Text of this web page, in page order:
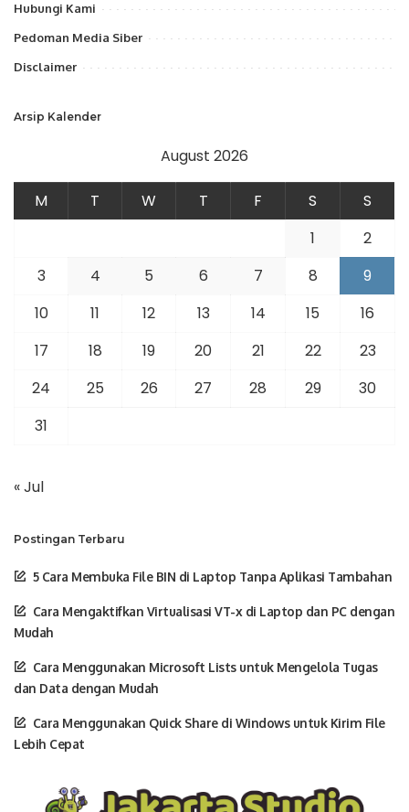
Hubungi Kami
Pedoman Media Siber
Disclaimer
Arsip Kalender
August 2026
M T W T F S
S
1
2
3
4 5 6 7 8
9
10
11 12 13 14 15
16
17
18 19 20 21 22
23
24
25 26 27 28 29
30
31
« Jul
Postingan Terbaru
5 Cara Membuka File BIN di Laptop Tanpa Aplikasi Tambahan
Cara Mengaktifkan Virtualisasi VT-x di Laptop dan PC dengan
Mudah
Cara Menggunakan Microsoft Lists untuk Mengelola Tugas
dan Data dengan Mudah
Cara Menggunakan Quick Share di Windows untuk Kirim File
Lebih Cepat